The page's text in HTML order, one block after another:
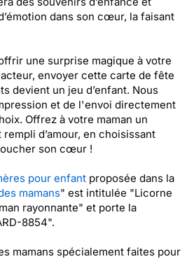
dans son cœur, la faisant
une surprise magique à votre
envoyer cette carte de fête
devient un jeu d’enfant. Nous
et de l'envoi directement
Offrez à votre maman un
d’amour, en choisissant
son cœur !
pour enfant proposée dans la
mamans" est intitulée "Licorne
rayonnante" et porte la
8854".
mamans spécialement faites pour